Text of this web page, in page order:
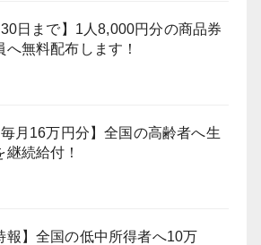
30日まで】1人8,000円分の商品券
へ無料配布します！
毎月16万円分】全国の高齢者へ生
継続給付！
報】全国の低中所得者へ10万